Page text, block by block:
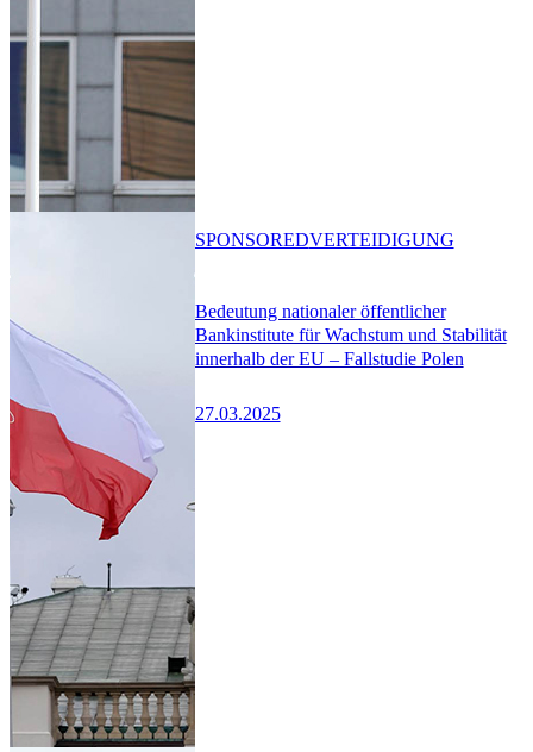
Bedeutung nationaler öffentlicher
Bankinstitute für Wachstum und Stabilität
innerhalb der EU – Fallstudie Polen
27.03.2025
SPONSOREDVERTEIDIGUNG